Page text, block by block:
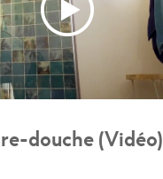
douche (Vidéo)